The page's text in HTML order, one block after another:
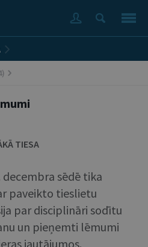
TIESA
sēdē tika
paveikto tieslietu
par disciplināri sodītu
un pieņemti lēmumi
jautājumos.